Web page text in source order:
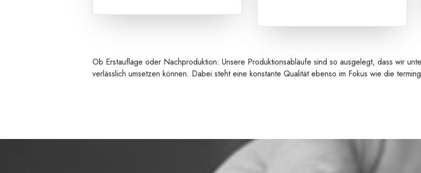
Ob Erstauflage oder Nachproduktion: Unsere Produktionsabläufe sind so ausgelegt, dass wir
verlässlich umsetzen können. Dabei steht eine konstante Qualität ebenso im Fokus wie die